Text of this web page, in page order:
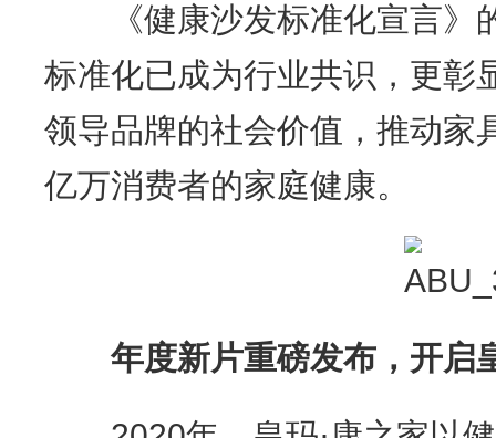
《健康沙发标准化宣言》
标准化已成为行业共识，更彰
领导品牌的社会价值，推动家
亿万消费者的家庭健康。
年度新片重磅发布，开启